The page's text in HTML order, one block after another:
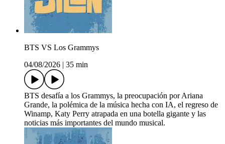
BTS VS Los Grammys
04/08/2026
35 min
BTS desafía a los Grammys, la preocupación por Ariana
Grande, la polémica de la música hecha con IA, el regreso de
Winamp, Katy Perry atrapada en una botella gigante y las
noticias más importantes del mundo musical.